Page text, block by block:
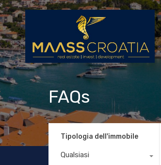
FAQs
Tipologia dell'immobile
Qualsiasi